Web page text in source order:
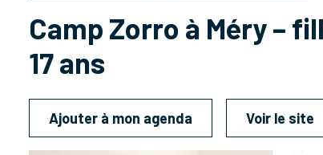
Camp Zorro à Méry –
17 ans
Ajouter à mon agenda Voir le site